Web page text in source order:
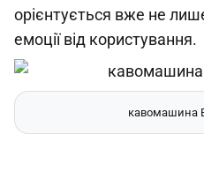
орієнтується вже не
емоції від користування.
кавомашина